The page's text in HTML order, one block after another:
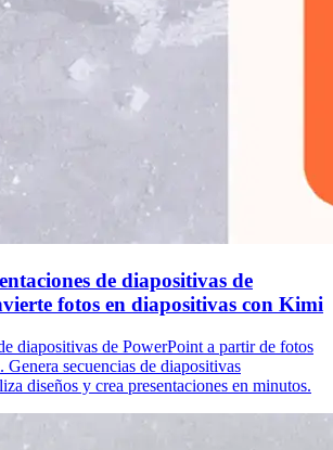
de diapositivas de
fotos en diapositivas con Kimi
diapositivas de PowerPoint a partir de fotos
secuencias de diapositivas
diseños y crea presentaciones en minutos.